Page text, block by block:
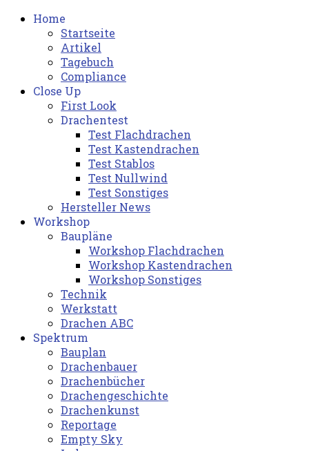
Home
Startseite
Artikel
Tagebuch
Compliance
Close Up
First Look
Drachentest
Test Flachdrachen
Test Kastendrachen
Test Stablos
Test Nullwind
Test Sonstiges
Hersteller News
Workshop
Baupläne
Workshop Flachdrachen
Workshop Kastendrachen
Workshop Sonstiges
Technik
Werkstatt
Drachen ABC
Spektrum
Bauplan
Drachenbauer
Drachenbücher
Drachengeschichte
Drachenkunst
Reportage
Empty Sky